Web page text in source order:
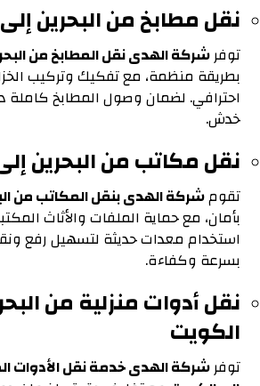
نقل مطابخ من البحرين
توفرشركة الهدى نقل المطابخ من
بطريقة منظمة، مع تفكيك وتركيب
احترافي. لضمان وصول المطابخ كاملة
خدش.
نقل مكاتب من البحرين
تقومشركة الهدى بنقل المكاتب من
بأمان، مع حماية الملفات والأثاث
استخدام معدات حديثة لتسهيل رفع
بسرعة وكفاءة.
نقل أدوات منزلية من
الكويت
توفرشركة الهدى خدمة نقل الأدوات